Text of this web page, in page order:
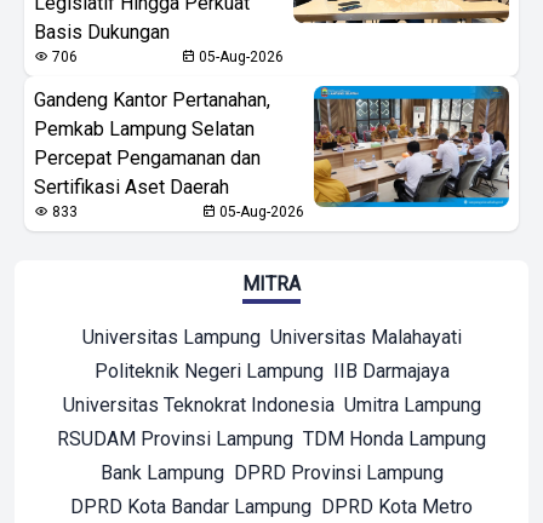
Basis Dukungan
706 05-Aug-2026
Gandeng Kantor Pertanahan,
Pemkab Lampung Selatan
Percepat Pengamanan dan
Sertifikasi Aset Daerah
833 05-Aug-2026
MITRA
Universitas Lampung Universitas Malahayati
Politeknik Negeri Lampung IIB Darmajaya
Universitas Teknokrat Indonesia Umitra Lampung
RSUDAM Provinsi Lampung TDM Honda Lampung
Bank Lampung DPRD Provinsi Lampung
DPRD Kota Bandar Lampung DPRD Kota Metro